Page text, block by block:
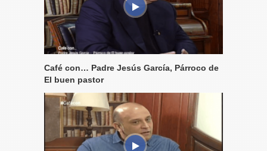
Café con… Padre Jesús García, Párroco de
El buen pastor